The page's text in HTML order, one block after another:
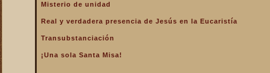
descanso
La Santa Misa verdadero
Misterio de unidad
Real y verdadera presencia de Jesús en la Eucaristía
Transubstanciación
¡Una sola Santa Misa!